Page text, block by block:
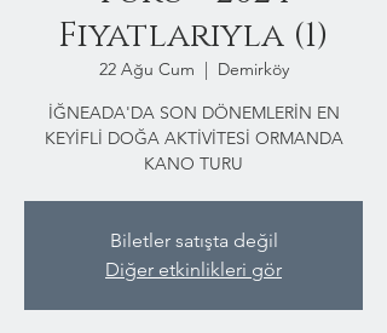
Fiyatlarıyla (1)
22 Ağu Cum
  |
Demirköy
İĞNEADA'DA SON DÖNEMLERİN EN
KEYİFLİ DOĞA AKTİVİTESİ ORMANDA
KANO TURU
Biletler satışta değil
Diğer etkinlikleri gör